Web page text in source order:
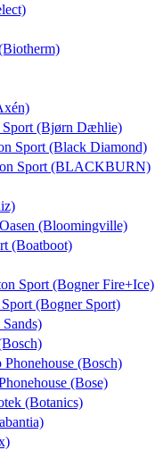
(Bjørn Dæhlie)
Sport (Black Diamond)
Sport (BLACKBURN)
(Bloomingville)
(Boatboot)
Sport (Bogner Fire+Ice)
(Bogner Sport)
(Bosch)
(Bose)
(Botanics)